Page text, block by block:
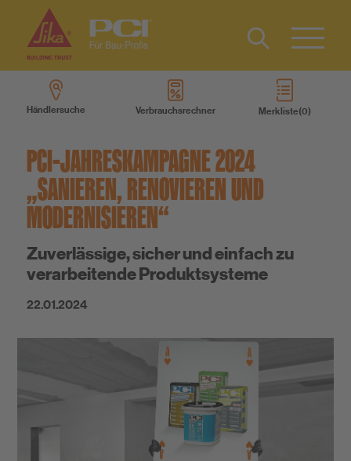
Produktsysteme
Services
Wissen
DIY
Type 2 or
more
Händlersuche Verbrauchsrechner Merkliste
Kontakt
EN
PCI-JAHRESKAMPAGNE 2024
„SANIEREN, RENOVIEREN UND
MODERNISIEREN“
Zuverlässige, sicher und einfach zu
verarbeitende Produktsysteme
22.01.2024